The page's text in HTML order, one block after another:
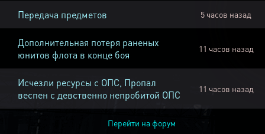
Передача предметов 5 часов назад
Дополнительная потеря раненых
юнитов флота в конце боя
11 часов назад
Исчезли ресурсы с ОПС, Пропал
веспен с девственно непробитой ОПС
11 часов назад
Перейти на форум